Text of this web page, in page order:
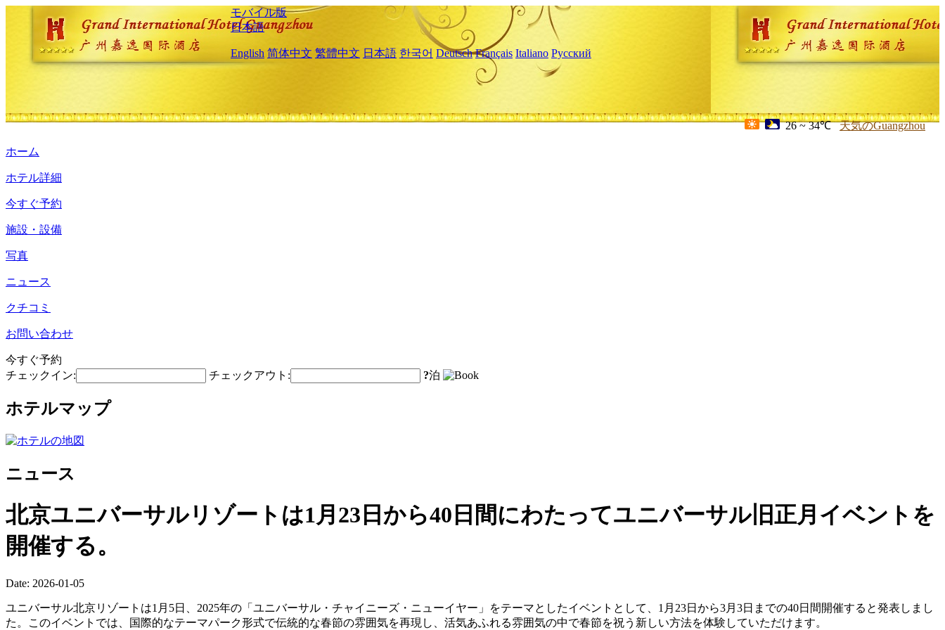
モバイル版
日本語
English 简体中文 繁體中文 日本語 한국어 Deutsch Français Italiano Русский
26 ~ 34℃ 天気のGuangzhou
ホーム
ホテル詳細
今すぐ予約
施設・設備
写真
ニュース
クチコミ
お問い合わせ
今すぐ予約
チェックイン:
チェックアウト: ?泊
ホテルマップ
ニュース
北京ユニバーサルリゾートは1月23日から40日間にわたってユニバーサル旧正月イベントを
開催する。
Date: 2026-01-05
ユニバーサル北京リゾートは1月5日、2025年の「ユニバーサル・チャイニーズ・ニューイヤー」をテーマとしたイベントとして、1月23日から3月3日までの40日間開催すると発表しまし
た。このイベントでは、国際的なテーマパーク形式で伝統的な春節の雰囲気を再現し、活気あふれる雰囲気の中で春節を祝う新しい方法を体験していただけます。